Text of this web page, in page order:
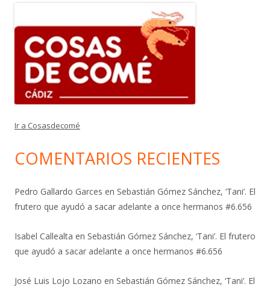
Ir a Cosasdecomé
COMENTARIOS RECIENTES
Pedro Gallardo Garces en Sebastián Gómez Sánchez, ‘Tani’. El
frutero que ayudó a sacar adelante a once hermanos #6.656
Isabel Callealta en Sebastián Gómez Sánchez, ‘Tani’. El frutero
que ayudó a sacar adelante a once hermanos #6.656
José Luis Lojo Lozano en Sebastián Gómez Sánchez, ‘Tani’. El